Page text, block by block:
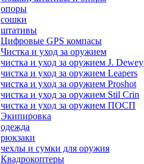
опоры
сошки
штативы
Цифровые GPS компасы
Чистка и уход за оружием
чистка и уход за оружием J. Dewey
чистка и уход за оружием Leapers
чистка и уход за оружием Proshot
чистка и уход за оружием Stil Crin
чистка и уход за оружием ПОСП
Экипировка
одежда
рюкзаки
чехлы и сумки для оружия
Квадрокоптеры